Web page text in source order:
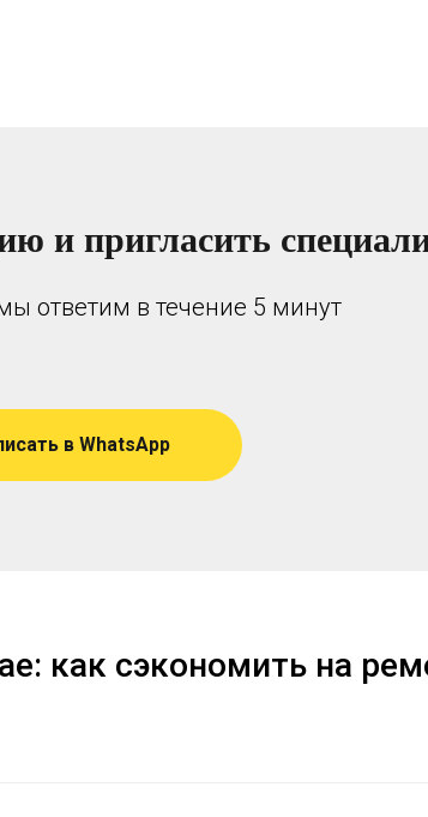
и пригласить
ответим в течение 5 минут
в WhatsApp
как сэкономить на